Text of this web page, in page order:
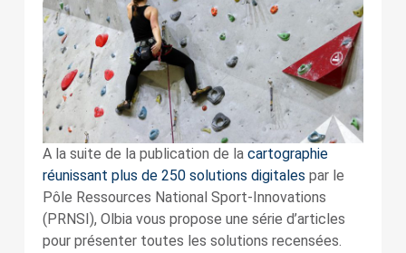
A la suite de la publication de la cartographie
réunissant plus de 250 solutions digitales par le
Pôle Ressources National Sport-Innovations
(PRNSI), Olbia vous propose une série d’articles
pour présenter toutes les solutions recensées.